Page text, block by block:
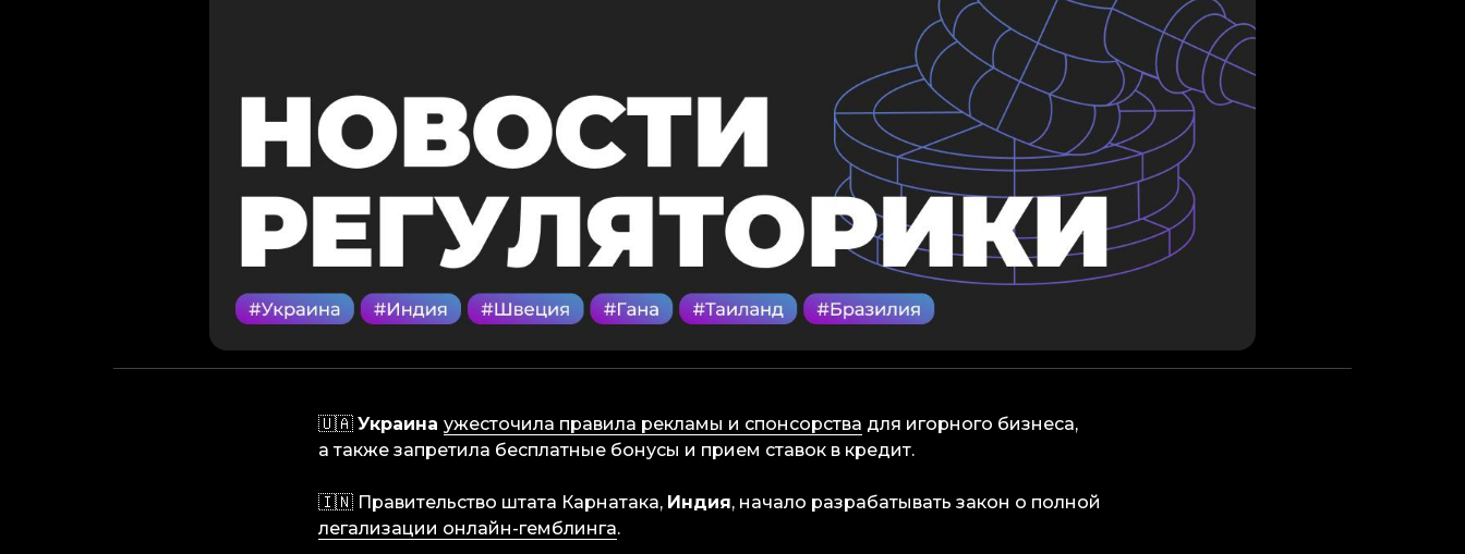
🇺🇦 Украина ужесточила правила рекламы и спонсорства для игорного бизнеса,
а также запретила бесплатные бонусы и прием ставок в кредит.
🇮🇳 Правительство штата Карнатака, Индия, начало разрабатывать закон о полной
легализации онлайн-гемблинга.